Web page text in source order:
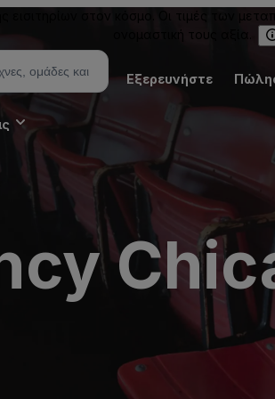
στον κόσμο. Οι τιμές των
ονομαστική τους αξία.
Εξερευνήστε